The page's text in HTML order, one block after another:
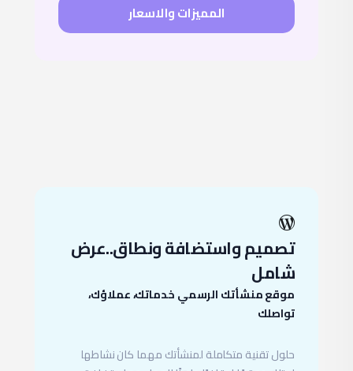
المميزات والاسعار
تصميم واستضافة ونطاق..عرض
شامل
موقع منشأتك الرسمي خدماتك، عملاؤك،
تواصلك
حلول تقنية متكاملة لمنشأتك مهما كان نشاطها